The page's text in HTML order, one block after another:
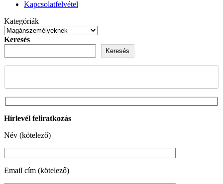
Kapcsolatfelvétel
Kategóriák
Keresés
Keresés
Hírlevél feliratkozás
Név (kötelező)
Email cím (kötelező)